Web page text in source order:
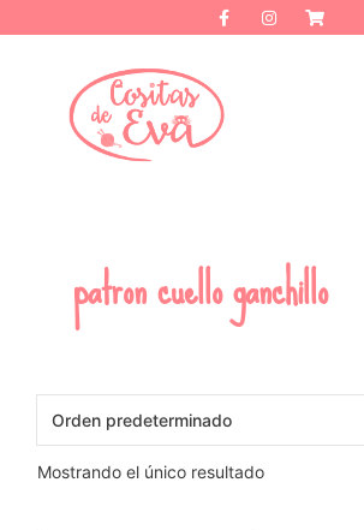
patron cuello ganchillo
Mostrando el único resultado